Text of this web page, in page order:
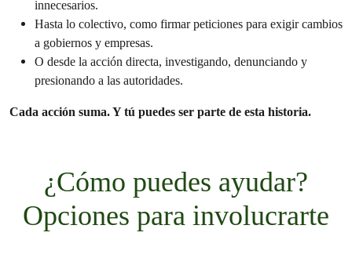
innecesarios.
Hasta lo colectivo, como firmar peticiones para exigir cambios
a gobiernos y empresas.
O desde la acción directa, investigando, denunciando y
presionando a las autoridades.
Cada acción suma. Y tú puedes ser parte de esta historia.
¿Cómo puedes ayudar?
Opciones para involucrarte